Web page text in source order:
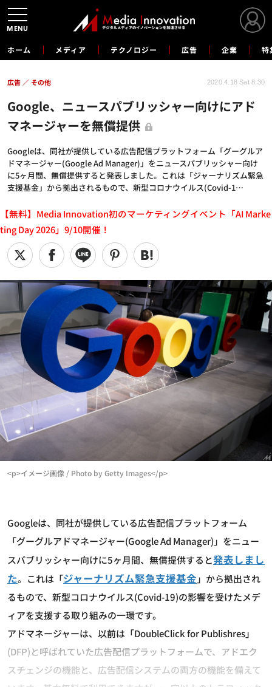
ホーム メディア テクノロジー 広告 企業 特
Google、ニュースパブリッシャー向けにアド
マネージャーを無償提供
Googleは、同社が提供している広告配信プラットフォーム「グーグルア
ドマネージャー(Google Ad Manager)」をニュースパブリッシャー向け
に5ヶ月間、無償提供すると発表しました。これは「ジャーナリズム緊急
支援基金」から拠出されるもので、新型コロナウイルス(Covid-1…
広告 その他 2020.4.18 Sat 8:30
【無料】Media Innovation初のマーケティングイベント「AI Marke
ting Day 2026」9/10開催！
<p>イメージ画像 / Photo by Getty Images</p>
Googleは、同社が提供している広告配信プラットフォーム
「グーグルアドマネージャー(Google Ad Manager)」をニュー
スパブリッシャー向けに5ヶ月間、無償提供すると発表しまし
た。これは「ジャーナリズム緊急支援基金 」から拠出され
るもので、新型コロナウイルス(Covid-19)の影響を受けたメデ
ィアを支援する取り組みの一環です。
アドマネージャーは、以前は「DoubleClick for Publishres」
(DFP)と呼ばれていた広告配信プラットフォームで、アドエク
スチェンジの機能と、広告配信システムの両方の機能を備えて
MENU